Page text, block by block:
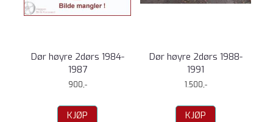
Dør høyre 2dørs 1984-
1987
900,-
KJØP
Dør høyre 2dørs 1988-
1991
1.500,-
KJØP